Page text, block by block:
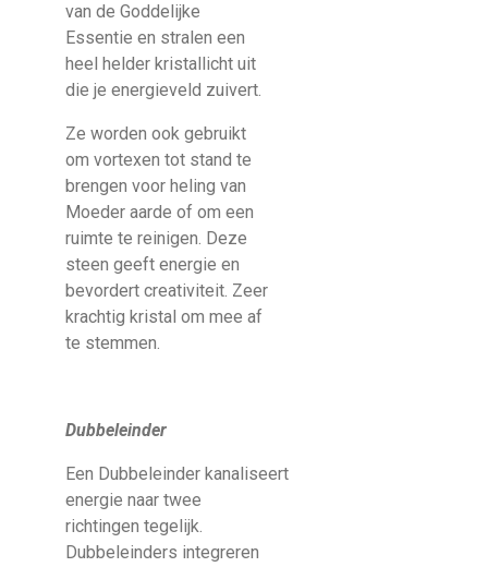
van de Goddelijke
Essentie en stralen een
heel helder kristallicht uit
die je energieveld zuivert.
Ze worden ook gebruikt
om vortexen tot stand te
brengen voor heling van
Moeder aarde of om een
ruimte te reinigen. Deze
steen geeft energie en
bevordert creativiteit. Zeer
krachtig kristal om mee af
te stemmen.
Dubbeleinder
Een Dubbeleinder kanaliseert
energie naar twee
richtingen tegelijk.
Dubbeleinders integreren